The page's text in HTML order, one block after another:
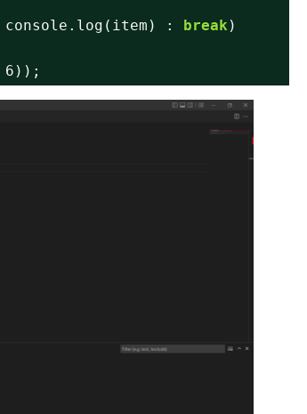
console.log(item) : break )
6));